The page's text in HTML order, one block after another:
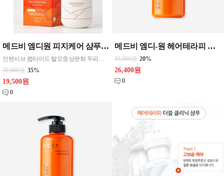
메드비 엠디원 피지케어 샴푸 500ml 1개
인텐시브 펩타이드 탈모증상완화 두피보호 두피트러블 비듬 가려운두피 모발영양 집중케어 열감 시원 진정성분 염증억제 문주란
30,000원 35%
19,500원
0
메드비 엠디-원 헤어테라피 미라클 리커버리 샴푸 , 컨디셔너 선택 할인 500ml CPNP
33,000원 20%
26,400원
0